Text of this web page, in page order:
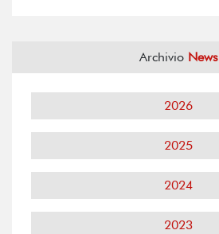
Archivio News
2026
2025
2024
2023